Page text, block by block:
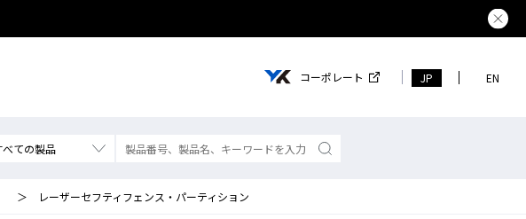
夏季休
コーポレート JP EN
＞ レーザーセフティフェンス・パーティション